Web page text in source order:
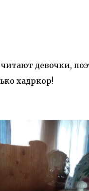
девочки,
хадркор!